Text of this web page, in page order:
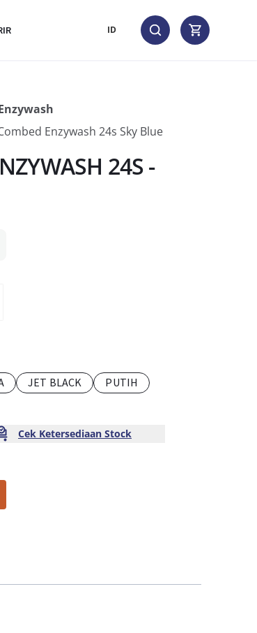
ID
Enzywash 24s Sky Blue
24S -
JET BLACK PUTIH
Cek Ketersediaan Stock